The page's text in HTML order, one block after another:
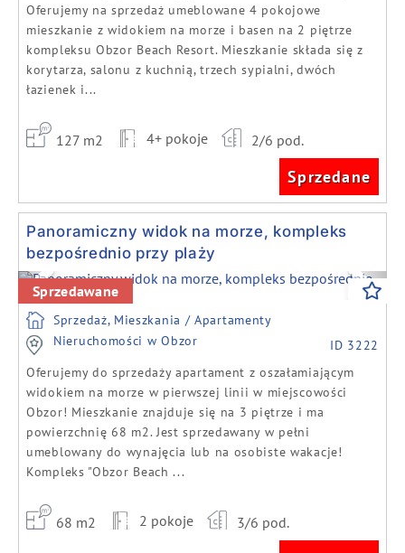
Oferujemy na sprzedaż umeblowane 4 pokojowe
mieszkanie z widokiem na morze i basen na 2 piętrze
kompleksu Obzor Beach Resort. Mieszkanie składa się z
korytarza, salonu z kuchnią, trzech sypialni, dwóch
łazienek i...
127 m2 4+ pokoje 2/6 pod.
Sprzedane
Panoramiczny widok na morze, kompleks
bezpośrednio przy plaży
Previous Next
Sprzedawane
Sprzedaż, Mieszkania / Apartamenty
Nieruchomości w Obzor
ID 3222
Oferujemy do sprzedaży apartament z oszałamiającym
widokiem na morze w pierwszej linii w miejscowości
Obzor! Mieszkanie znajduje się na 3 piętrze i ma
powierzchnię 68 m2. Jest sprzedawany w pełni
umeblowany do wynajęcia lub na osobiste wakacje!
Kompleks "Obzor Beach ...
68 m2 2 pokoje 3/6 pod.